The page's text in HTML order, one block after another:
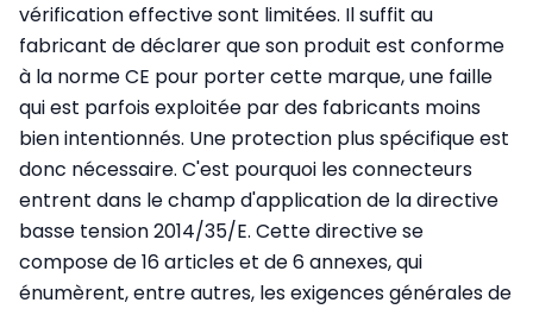
vérification effective sont limitées. Il suffit au
fabricant de déclarer que son produit est conforme
à la norme CE pour porter cette marque, une faille
qui est parfois exploitée par des fabricants moins
bien intentionnés. Une protection plus spécifique est
donc nécessaire. C'est pourquoi les connecteurs
entrent dans le champ d'application de la directive
basse tension 2014/35/E. Cette directive se
compose de 16 articles et de 6 annexes, qui
énumèrent, entre autres, les exigences générales de